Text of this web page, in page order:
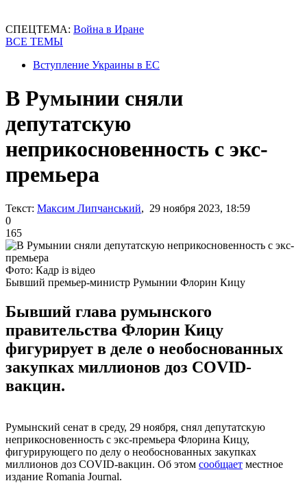
СПЕЦТЕМА: Война в Иране
ВСЕ ТЕМЫ
Вступление Украины в ЕС
В Румынии сняли
депутатскую
неприкосновенность с экс-
премьера
Текст: Максим Липчанський, 29 ноября 2023, 18:59
0
165
Фото: Кадр із відео
Бывший премьер-министр Румынии Флорин Кицу
Бывший глава румынского
правительства Флорин Кицу
фигурирует в деле о необоснованных
закупках миллионов доз COVID-
вакцин.
Румынский сенат в среду, 29 ноября, снял депутатскую
неприкосновенность с экс-премьера Флорина Кицу,
фигурирующего по делу о необоснованных закупках
миллионов доз COVID-вакцин. Об этом сообщает местное
издание Romania Journal.